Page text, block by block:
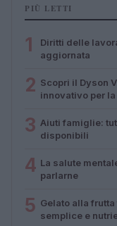
PIÙ LETTI
1
Diritti delle
aggiornata
2 Scopri il Dyson
innovativo per
3 Aiuti famiglie:
disponibili
4 La salute
parlarne
5 Gelato alla
semplice e